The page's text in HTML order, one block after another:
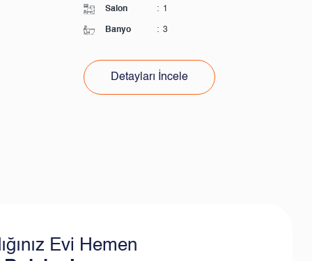
Salon : 1
Banyo : 3
Detayları İncele
Evi Hemen